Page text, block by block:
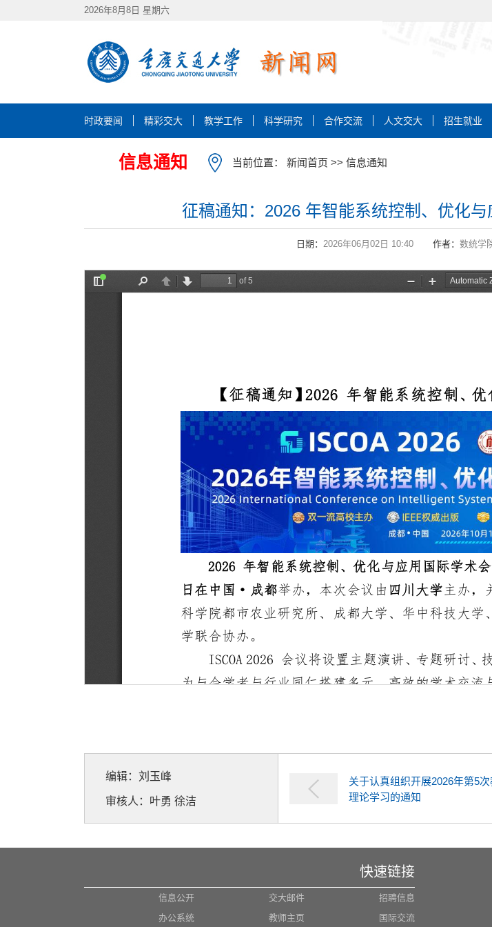
2026年8月8日 星期六
时政要闻 精彩交大 教学工作 科学研究 合作交流 人文交大 招生就业
信息通知 当前位置： 新闻首页 >> 信息通知
征稿通知：2026 年智能系统控制、优化与
日期： 2026年06月02日 10:40 作者： 数统学
编辑：刘玉峰
审核人：叶勇 徐洁
关于认真组织开展2026年第5
理论学习的通知
快速链接
信息公开
办公系统
交大邮件
教师主页
招聘信息
国际交流